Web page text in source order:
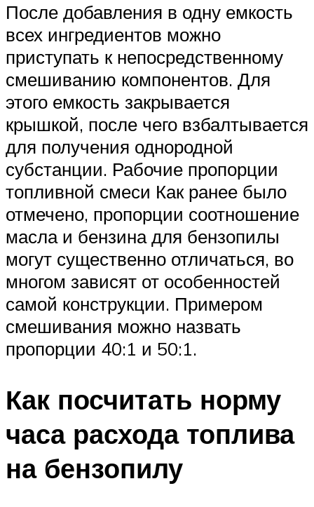
После добавления в одну емкость
всех ингредиентов можно
приступать к непосредственному
смешиванию компонентов. Для
этого емкость закрывается
крышкой, после чего взбалтывается
для получения однородной
субстанции. Рабочие пропорции
топливной смеси Как ранее было
отмечено, пропорции соотношение
масла и бензина для бензопилы
могут существенно отличаться, во
многом зависят от особенностей
самой конструкции. Примером
смешивания можно назвать
пропорции 40:1 и 50:1.
Как посчитать норму
часа расхода топлива
на бензопилу